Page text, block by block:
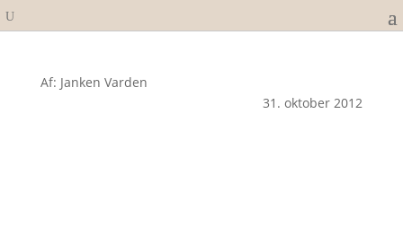
Af: Janken Varden
31. oktober 2012